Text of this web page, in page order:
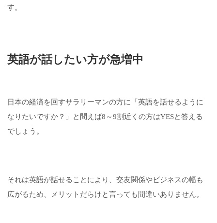
す。
英語が話したい方が急増中
日本の経済を回すサラリーマンの方に「英語を話せるように
なりたいですか？」と問えば8～9割近くの方はYESと答える
でしょう。
それは英語が話せることにより、交友関係やビジネスの幅も
広がるため、メリットだらけと言っても間違いありません。